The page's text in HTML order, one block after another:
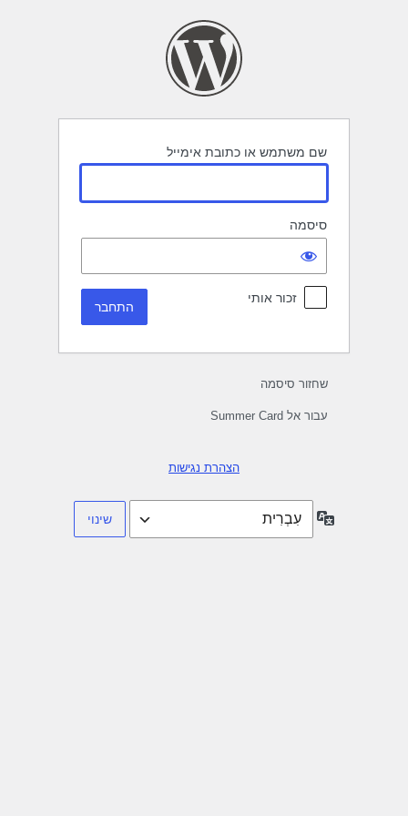
שם משתמש או כתובת אימייל
סיסמה
זכור אותי
שחזור סיסמה
עבור אל Summer Card
הצהרת נגישות
שפה